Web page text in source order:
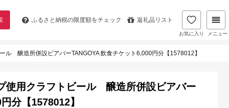
ふるさと納税の限度額をチェック 返礼品リスト
お気に入り メニュー
ル 醸造所併設ビアバーTANGOYA 飲食チケット6,000円分【1578012】
使用クラフトビール 醸造所併設ビアバー
分【1578012】